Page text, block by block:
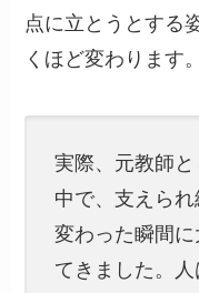
点に立とうとする
くほど変わります。
実際、元教師
中で、支えら
変わった瞬間
てきました。